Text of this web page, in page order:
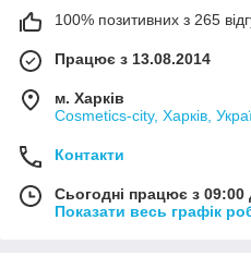
100% позитивних з 265
Працює з 13.08.2014
м. Харків
Cosmetics-city, Харків,
Контакти
Сьогодні працює з 09:00
Показати весь графік